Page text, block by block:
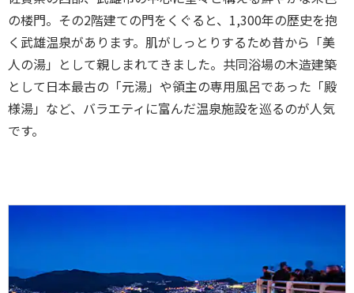
の楼門。その2階建ての門をくぐると、1,300年の歴史を抱
く武雄温泉があります。肌がしっとりするため昔から「美
人の湯」として親しまれてきました。共同浴場の木造建築
として日本最古の「元湯」や領主の専用風呂であった「殿
様湯」など、バラエティに富んだ温泉施設を巡るのが人気
です。